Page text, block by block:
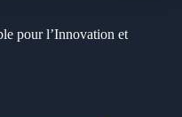
pour l’Innovation et